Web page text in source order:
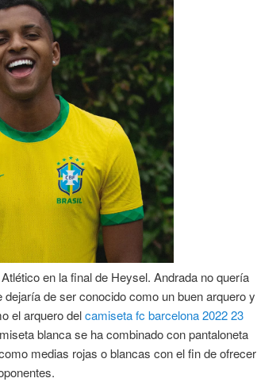
en la final de Heysel. Andrada no quería
de ser conocido como un buen arquero y
el arquero delcamiseta fc barcelona 2022 23
blanca se ha combinado con pantaloneta
medias rojas o blancas con el fin de ofrecer